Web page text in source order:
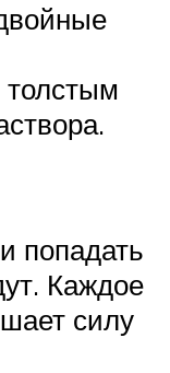
толстым
попадать
Каждое
силу